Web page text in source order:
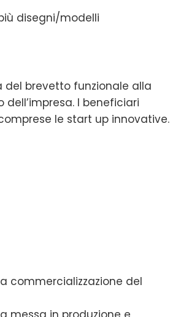
disegni/modelli
del brevetto funzionale alla
I beneficiari
le start up innovative.
commercializzazione del